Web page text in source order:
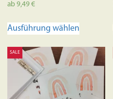
ab 9,49€
Ausführung wählen
mehrere
Varianten
auf.
Die
SALE